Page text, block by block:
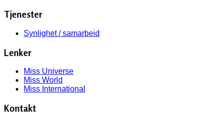
Tjenester
Synlighet / samarbeid
Lenker
Miss Universe
Miss World
Miss International
Kontakt